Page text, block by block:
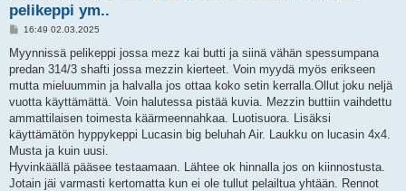
pelikeppi ym..
V
e
s
t
i
16:49 02.03.2025
Myynnissä pelikeppi jossa mezz kai butti ja siinä vähän spessumpana
predan 314/3 shafti jossa mezzin kierteet. Voin myydä myös erikseen
mutta mieluummin ja halvalla jos ottaa koko setin kerralla.Ollut joku neljä
vuotta käyttämättä. Voin halutessa pistää kuvia. Mezzin buttiin vaihdettu
ammattilaisen toimesta käärmeennahkaa. Luotisuora. Lisäksi
käyttämätön hyppykeppi Lucasin big beluhah Air. Laukku on lucasin 4x4.
Musta ja kuin uusi.
Hyvinkäällä pääsee testaamaan. Lähtee ok hinnalla jos on kiinnostusta.
Jotain jäi varmasti kertomatta kun ei ole tullut pelailtua yhtään. Rennot